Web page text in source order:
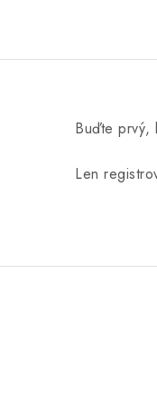
Buďte prvý,
Len